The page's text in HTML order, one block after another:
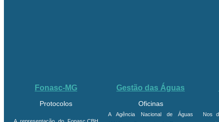
Fonasc-MG
Protocolos
Gestão das Águas
Oficinas
A Agência Nacional de Águas
Nos